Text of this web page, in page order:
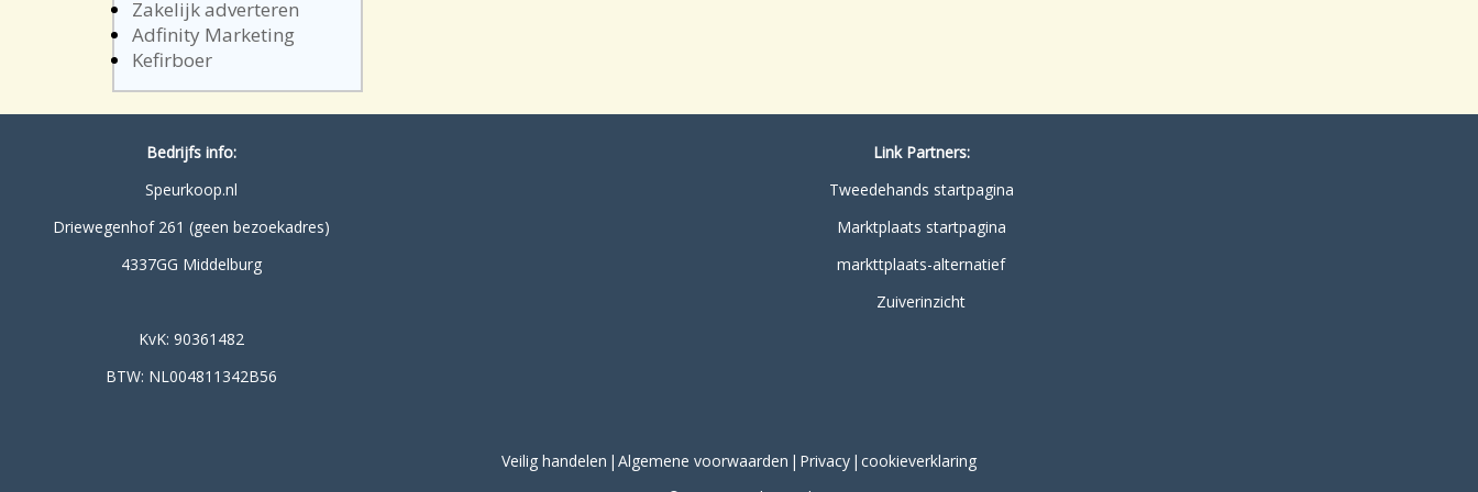
Zakelijk adverteren
Adfinity Marketing
Kefirboer
Bedrijfs info:
Speurkoop.nl
Driewegenhof 261 (geen bezoekadres)
4337GG Middelburg
KvK: 90361482
BTW: NL004811342B56
Link Partners:
Tweedehands startpagina
Marktplaats startpagina
markttplaats-alternatief
Zuiverinzicht
Veilig handelen Algemene voorwaarden Privacy cookieverklaring